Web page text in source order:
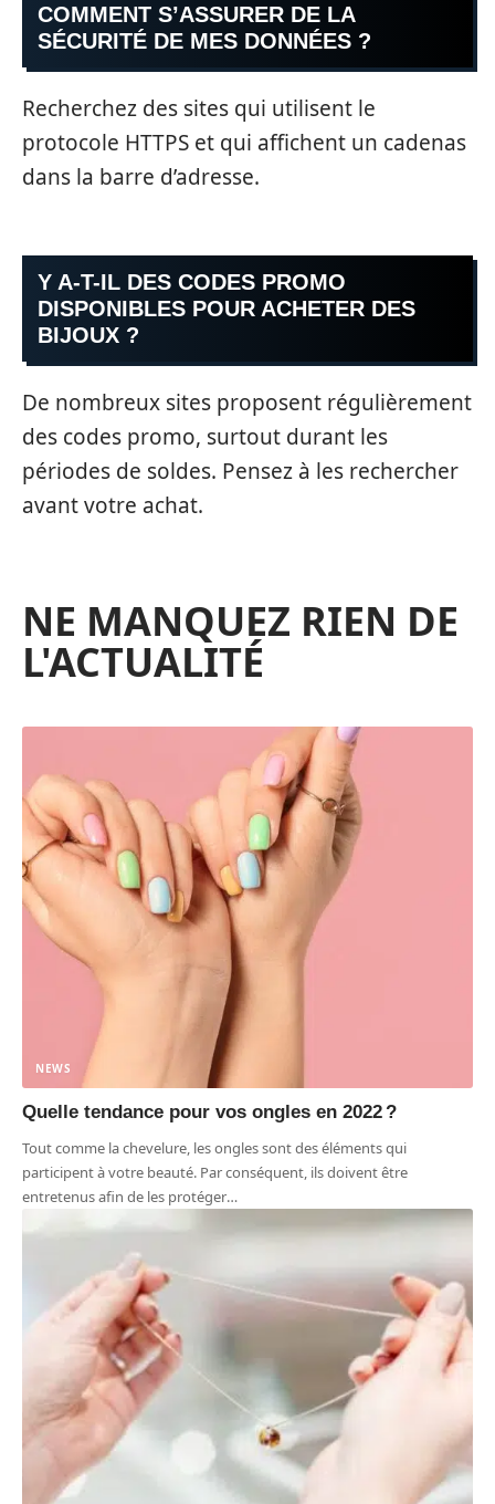
COMMENT S’ASSURER DE LA
SÉCURITÉ DE MES DONNÉES ?
Recherchez des sites qui utilisent le
protocole HTTPS et qui affichent un cadenas
dans la barre d’adresse.
Y A-T-IL DES CODES PROMO
DISPONIBLES POUR ACHETER DES
BIJOUX ?
De nombreux sites proposent régulièrement
des codes promo, surtout durant les
périodes de soldes. Pensez à les rechercher
avant votre achat.
NE MANQUEZ RIEN DE
L'ACTUALITÉ
NEWS
Quelle tendance pour vos ongles en 2022 ?
Tout comme la chevelure, les ongles sont des éléments qui
participent à votre beauté. Par conséquent, ils doivent être
entretenus afin de les protéger…